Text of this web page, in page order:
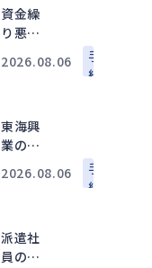
響を法
務・財
で解説
資金繰
り悪化
産無料
口と弁
護士の
2026.08.06
手
続
東海興
業の民
から学
スク管
理と再
2026.08.06
手
続
派遣社
員の労